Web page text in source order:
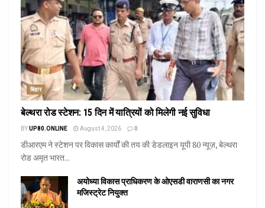
बिहार
बेल्थरा रोड स्टेशन: 15 दिन में यात्रियों को मिलेगी नई सुविधा
BYUP80.ONLINE August 4, 2026 0
डीआरएम ने स्टेशन पर विकास कार्यों की तय की डेडलाइन यूपी 80 न्यूज़, बेल्थरा
रोड अमृत भारत...
अयोध्या विकास प्राधिकरण के ओएसडी वाराणसी का नगर
मजिस्ट्रेट नियुक्त